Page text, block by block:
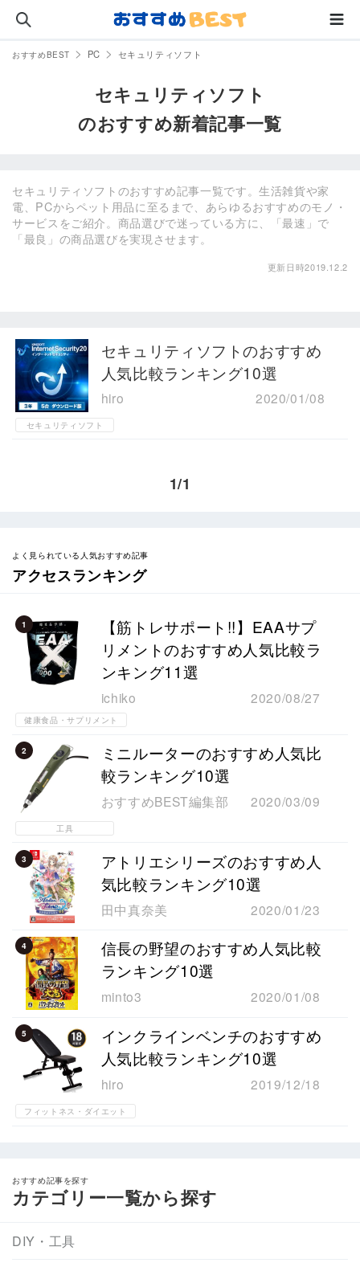
おすすめBEST PC セキュリティソフト
セキュリティソフト
のおすすめ新着記事一覧
セキュリティソフトのおすすめ記事一覧です。生活雑貨や家
電、PCからペット用品に至るまで、あらゆるおすすめのモノ・
サービスをご紹介。商品選びで迷っている方に、「最速」で
「最良」の商品選びを実現させます。
更新日時2019.12.2
セキュリティソフトのおすすめ
人気比較ランキング10選
hiro 2020/01/08
セキュリティソフト
1/1
よく見られている人気おすすめ記事
アクセスランキング
1
【筋トレサポート!!】EAAサプ
リメントのおすすめ人気比較ラ
ンキング11選
ichiko 2020/08/27
健康食品・サプリメント
2
ミニルーターのおすすめ人気比
較ランキング10選
おすすめBEST編集部 2020/03/09
工具
3
アトリエシリーズのおすすめ人
気比較ランキング10選
田中真奈美 2020/01/23
4
信長の野望のおすすめ人気比較
ランキング10選
minto3 2020/01/08
5
インクラインベンチのおすすめ
人気比較ランキング10選
hiro 2019/12/18
フィットネス・ダイエット
おすすめ記事を探す
カテゴリー一覧から探す
DIY・工具